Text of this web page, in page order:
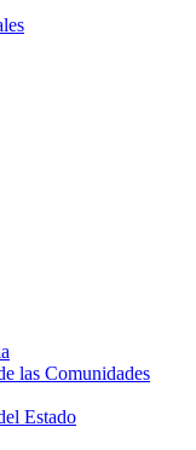
las Comunidades
Estado